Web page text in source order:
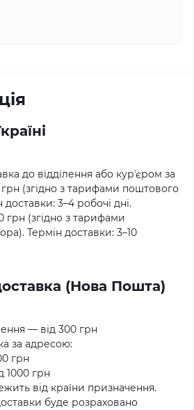
до відділення або курʼєром за
(згідно з тарифами поштового
3–4 робочі дні.
грн (згідно з тарифами
Термін доставки: 3–10
(Нова Пошта)
— від 300 грн
за адресою:
грн
1000 грн
від країни призначення.
буде розраховано